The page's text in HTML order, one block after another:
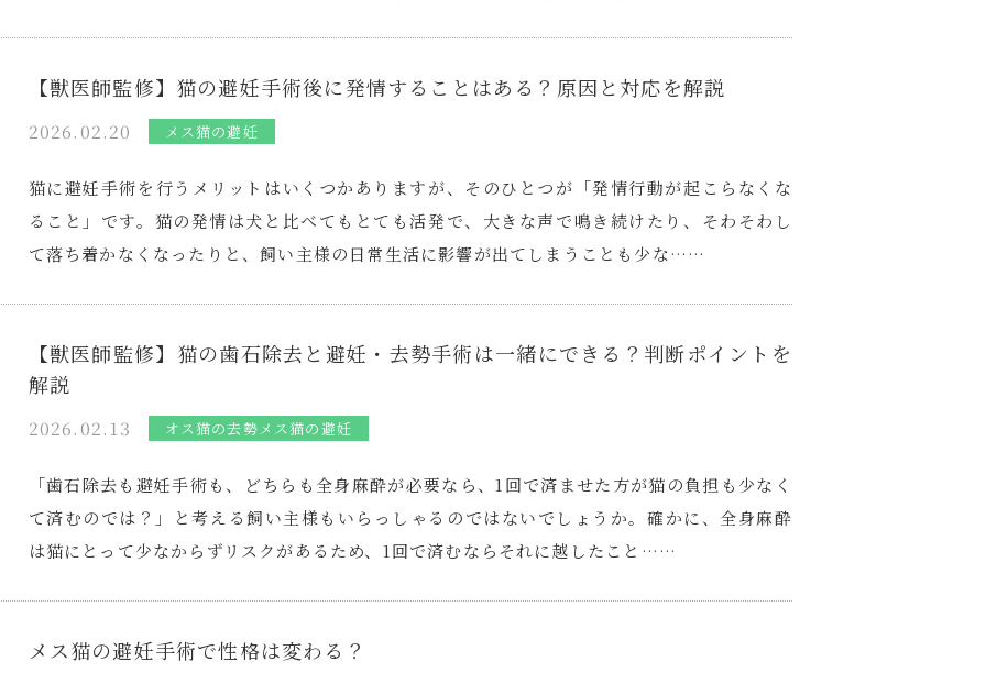
【獣医師監修】猫の避妊手術後に発情することはある？原因と対応を解説
2026.02.20 メス猫の避妊
猫に避妊手術を行うメリットはいくつかありますが、そのひとつが「発情行動が起こらなくな
ること」です。猫の発情は犬と比べてもとても活発で、大きな声で鳴き続けたり、そわそわし
て落ち着かなくなったりと、飼い主様の日常生活に影響が出てしまうことも少な……
【獣医師監修】猫の歯石除去と避妊・去勢手術は一緒にできる？判断ポイントを
解説
2026.02.13 オス猫の去勢メス猫の避妊
「歯石除去も避妊手術も、どちらも全身麻酔が必要なら、1回で済ませた方が猫の負担も少なく
て済むのでは？」と考える飼い主様もいらっしゃるのではないでしょうか。確かに、全身麻酔
は猫にとって少なからずリスクがあるため、1回で済むならそれに越したこと……
メス猫の避妊手術で性格は変わる？